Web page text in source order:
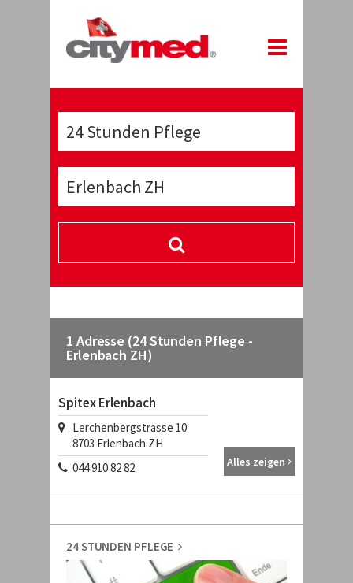
1 Adresse (24 Stunden Pflege -
Erlenbach ZH)
Spitex Erlenbach
Lerchenbergstrasse 10
8703 Erlenbach ZH
044 910 82 82
Alles zeigen
24 STUNDEN PFLEGE